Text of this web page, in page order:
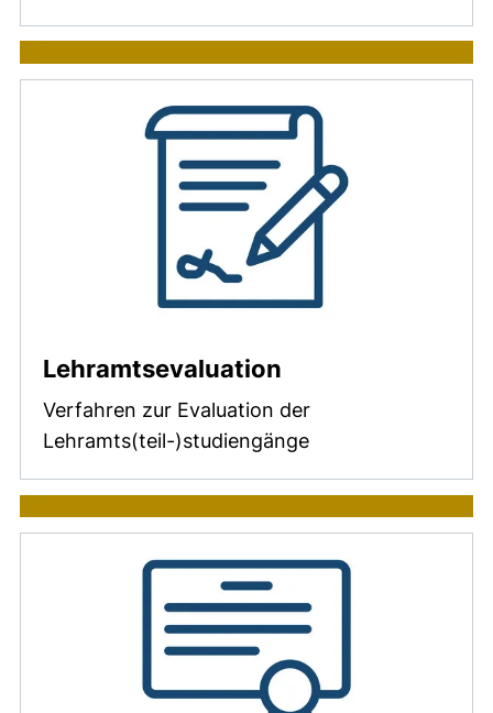
Lehramtsevaluation
Verfahren zur Evaluation der
Lehramts(teil-)studiengänge